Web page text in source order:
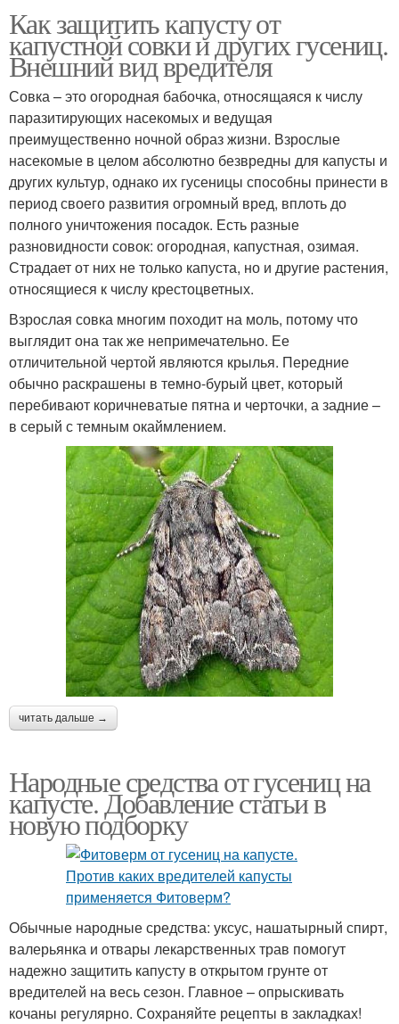
Как защитить капусту от
капустной совки и других гусениц.
Внешний вид вредителя
Совка – это огородная бабочка, относящаяся к числу
паразитирующих насекомых и ведущая
преимущественно ночной образ жизни. Взрослые
насекомые в целом абсолютно безвредны для капусты и
других культур, однако их гусеницы способны принести в
период своего развития огромный вред, вплоть до
полного уничтожения посадок. Есть разные
разновидности совок: огородная, капустная, озимая.
Страдает от них не только капуста, но и другие растения,
относящиеся к числу крестоцветных.
Взрослая совка многим походит на моль, потому что
выглядит она так же непримечательно. Ее
отличительной чертой являются крылья. Передние
обычно раскрашены в темно-бурый цвет, который
перебивают коричневатые пятна и черточки, а задние –
в серый с темным окаймлением.
читать дальше →
Народные средства от гусениц на
капусте. Добавление статьи в
новую подборку
Обычные народные средства: уксус, нашатырный спирт,
валерьянка и отвары лекарственных трав помогут
надежно защитить капусту в открытом грунте от
вредителей на весь сезон. Главное – опрыскивать
кочаны регулярно. Сохраняйте рецепты в закладках!